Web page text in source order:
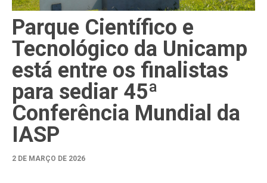
Parque Científico e
Tecnológico da Unicamp
está entre os finalistas
para sediar 45ª
Conferência Mundial da
IASP
2 DE MARÇO DE 2026